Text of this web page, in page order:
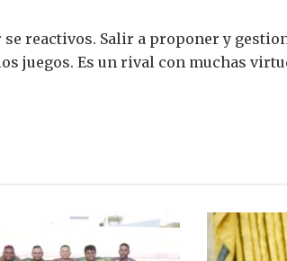
reactivos. Salir a proponer y
juegos. Es un rival con muchas